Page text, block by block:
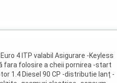
4 ITP valabil Asigurare -Keyless
folosire a cheii pornirea -start
1.4 Diesel 90 CP -distributie lanț -